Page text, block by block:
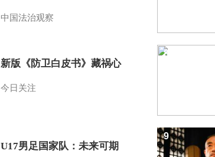
中国法治观察
新版《防卫白皮书》藏祸心
今日关注
U17男足国家队：未来可期
8
9